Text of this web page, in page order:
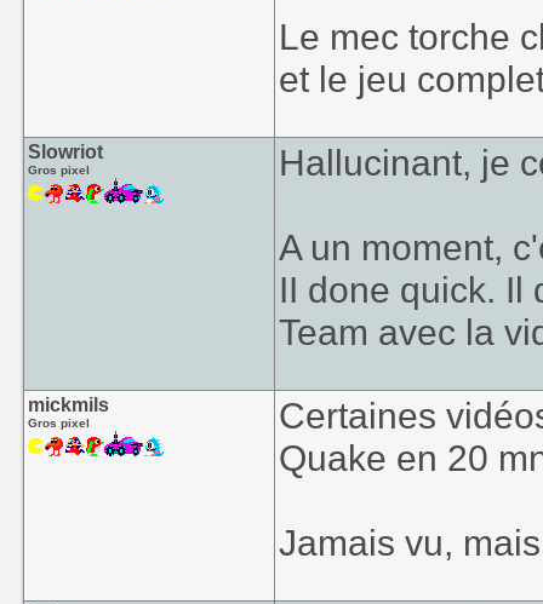
Le mec torche
et le jeu
Slowriot
Gros pixel Hallucinant, je
A un moment,
II done quick. Il
Team avec la
mickmils
Gros pixel
Certaines
Quake en 20
Jamais vu,